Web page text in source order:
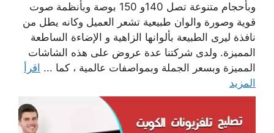
وبأحجام متنوعة تصل 140و 150 بوصة وبأنظمة صوت
قوية وصورة والوان طبيعية تشعر العميل وكانه يطل من
نافذة ليرى الطبيعة بألوانها الزاهية و الإضاءة الساطعة
المميزة. ولدى شركتنا عدة عروض على هذه الشاشات
المميزة وبسعر الجملة وبمواصفات عالمية ، كما ... اقرأ
المزيد